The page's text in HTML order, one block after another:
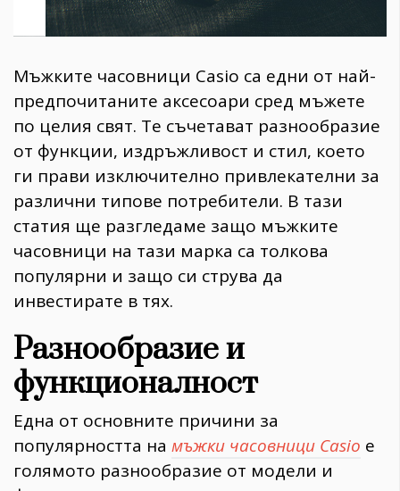
Gentlemen
382
Wellness
1817
ПОСЛЕДВАЙТЕ
НИ
Мъжките часовници Casio са едни от най-
предпочитаните аксесоари сред мъжете
по целия свят. Те съчетават разнообразие
от функции, издръжливост и стил, което
ги прави изключително привлекателни за
различни типове потребители. В тази
статия ще разгледаме защо мъжките
часовници на тази марка са толкова
популярни и защо си струва да
инвестирате в тях.
Разнообразие и
функционалност
Една от основните причини за
популярността на мъжки часовници Casio е
голямото разнообразие от модели и